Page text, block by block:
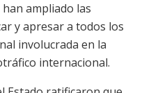
ampliado las
y apresar a todos los
involucrada en la
internacional.